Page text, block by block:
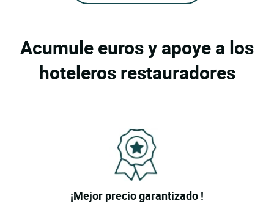
Acumule euros y apoye a los
hoteleros restauradores
¡Mejor precio garantizado !